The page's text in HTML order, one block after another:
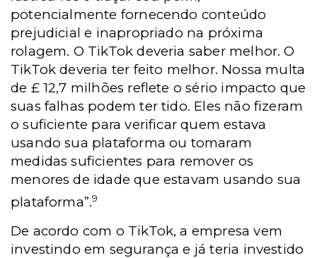
potencialmente fornecendo conteúdo
prejudicial e inapropriado na próxima
rolagem. O TikTok deveria saber melhor. O
TikTok deveria ter feito melhor. Nossa multa
de £ 12,7 milhões reflete o sério impacto que
suas falhas podem ter tido. Eles não fizeram
o suficiente para verificar quem estava
usando sua plataforma ou tomaram
medidas suficientes para remover os
menores de idade que estavam usando sua
plataforma”.9
De acordo com o TikTok, a empresa vem
investindo em segurança e já teria investido